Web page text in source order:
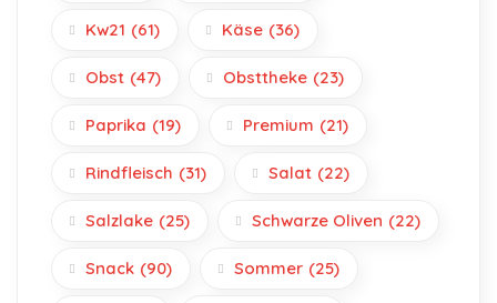
Kw21 (61) Käse (36)
Obst (47) Obsttheke (23)
Paprika (19) Premium (21)
Rindfleisch (31) Salat (22)
Salzlake (25) Schwarze Oliven (22)
Snack (90) Sommer (25)